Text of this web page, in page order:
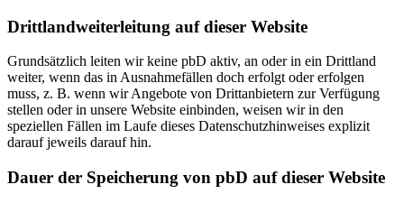
Drittlandweiterleitung auf dieser Website
Grundsätzlich leiten wir keine pbD aktiv, an oder in ein Drittland
weiter, wenn das in Ausnahmefällen doch erfolgt oder erfolgen
muss, z. B. wenn wir Angebote von Drittanbietern zur Verfügung
stellen oder in unsere Website einbinden, weisen wir in den
speziellen Fällen im Laufe dieses Datenschutzhinweises explizit
darauf jeweils darauf hin.
Dauer der Speicherung von pbD auf dieser Website